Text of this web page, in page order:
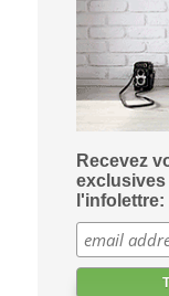
Recevez
l'infolettre: